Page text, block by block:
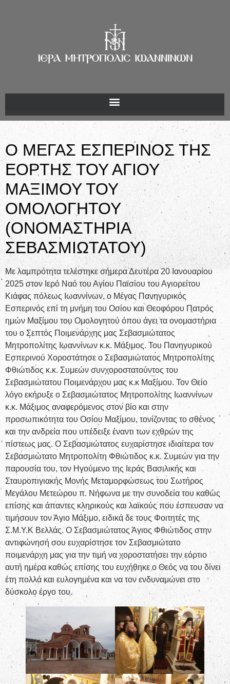
Ο ΜΕΓΑΣ ΕΣΠΕΡΙΝΟΣ ΤΗΣ
ΕΟΡΤΗΣ ΤΟΥ ΑΓΙΟΥ
ΜΑΞΙΜΟΥ ΤΟΥ
ΟΜΟΛΟΓΗΤΟΥ
(ΟΝΟΜΑΣΤΗΡΙΑ
ΣΕΒΑΣΜΙΩΤΑΤΟΥ)
Με λαμπρότητα τελέστηκε σήμερα Δευτέρα 20 Ιανουαρίου
2025 στον Ιερό Ναό του Αγίου Παϊσίου του Αγιορείτου
Κιάφας πόλεως Ιωαννίνων, ο Μέγας Πανηγυρικός
Εσπερινός επί τη μνήμη του Οσίου και Θεοφόρου Πατρός
ημών Μαξίμου του Ομολογητού όπου άγει τα ονομαστήρια
του ο Σεπτός Ποιμενάρχης μας Σεβασμιώτατος
Μητροπολίτης Ιωαννίνων κ.κ. Μάξιμος. Του Πανηγυρικού
Εσπερινού Χοροστάτησε ο Σεβασμιώτατος Μητροπολίτης
Φθιώτιδος κ.κ. Συμεών συνχοροστατούντος του
Σεβασμιώτατου Ποιμενάρχου μας κ.κ Μαξίμου. Τον Θείο
λόγο εκήρυξε ο Σεβασμιώτατος Μητροπολίτης Ιωαννίνων
κ.κ. Μάξιμος αναφερόμενος στον βίο και στην
προσωπικότητα του Οσίου Μαξίμου, τονίζοντας το σθένος
και την ανδρεία που υπέδειξε έναντι των εχθρών της
πίστεως μας. Ο Σεβασμιώτατος ευχαρίστησε ιδιαίτερα τον
Σεβασμιώτατο Μητροπολίτη Φθιώτιδος κ.κ. Συμεών για την
παρουσία του, τον Ηγούμενο της Ιεράς Βασιλικής και
Σταυροπιγιακής Μονής Μεταμορφώσεως του Σωτήρος
Μεγάλου Μετεώρου π. Νήφωνα με την συνοδεία του καθώς
επίσης και άπαντες κληρικούς και λαϊκούς που έσπευσαν να
τιμήσουν τον Άγιο Μάξιμο, ειδικά δε τους Φοιτητές της
Σ.Μ.Υ.Κ Βελλάς. Ο Σεβασμιώτατος Άγιος Φθιώτιδος στην
αντιφώνησή σου ευχαρίστησε τον Σεβασμιώτατο
ποιμενάρχη μας για την τιμή να χοροστατήσει την εόρτιο
αυτή ημέρα καθώς επίσης του ευχήθηκε ο Θεός να του δίνει
έτη πολλά και ευλογημένα και να τον ενδυναμώνει στο
δύσκολο έργο του.